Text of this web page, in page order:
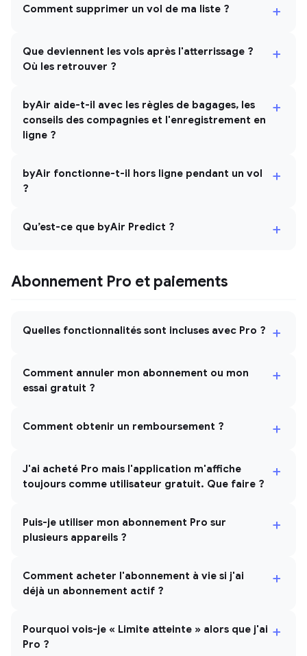
Comment supprimer un vol de ma liste ? +
Que deviennent les vols après l'atterrissage ?
Où les retrouver ?
+
byAir aide-t-il avec les règles de bagages, les
conseils des compagnies et l'enregistrement en
ligne ?
+
byAir fonctionne-t-il hors ligne pendant un vol
?
+
Qu’est-ce que byAir Predict ? +
Abonnement Pro et paiements
Quelles fonctionnalités sont incluses avec Pro ? +
Comment annuler mon abonnement ou mon
essai gratuit ?
+
Comment obtenir un remboursement ? +
J'ai acheté Pro mais l'application m'affiche
toujours comme utilisateur gratuit. Que faire ?
+
Puis-je utiliser mon abonnement Pro sur
plusieurs appareils ?
+
Comment acheter l'abonnement à vie si j'ai
déjà un abonnement actif ?
+
Pourquoi vois-je « Limite atteinte » alors que j'ai
Pro ?
+